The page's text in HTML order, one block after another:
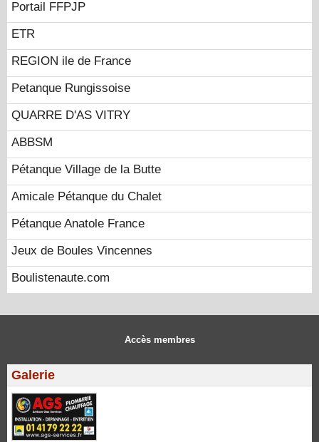
Portail FFPJP
ETR
REGION ile de France
Petanque Rungissoise
QUARRE D'AS VITRY
ABBSM
Pétanque Village de la Butte
Amicale Pétanque du Chalet
Pétanque Anatole France
Jeux de Boules Vincennes
Boulistenaute.com
Accès membres
Galerie